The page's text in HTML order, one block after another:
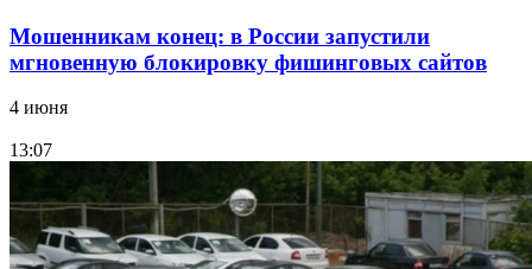
Мошенникам конец: в России запустили
мгновенную блокировку фишинговых сайтов
4 июня
13:07